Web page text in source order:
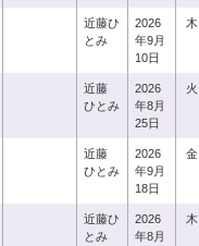
近藤ひ
とみ
2026
年9月
10日
木
近藤
ひとみ
2026
年8月
25日
火
近藤
ひとみ
2026
年9月
18日
金
近藤ひ
とみ
2026
年8月
木